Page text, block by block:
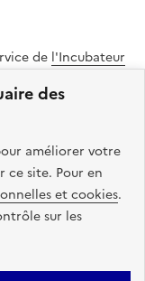
des
améliorer votre
ce site. Pour en
et cookies.
sur les
de l'Incubateur
de ce site web
ce site est conçu
légales